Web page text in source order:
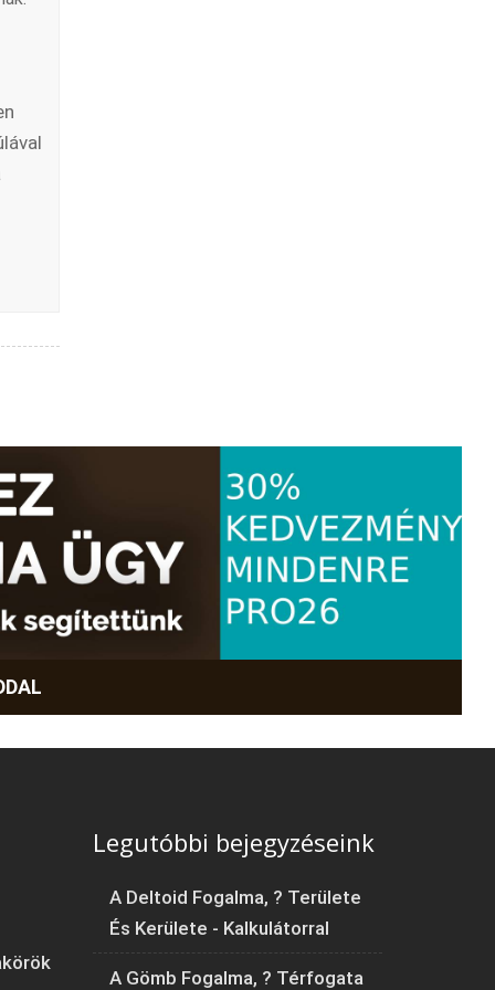
Legutóbbi bejegyzéseink
A Deltoid Fogalma, ? Területe
És Kerülete - Kalkulátorral
A Gömb Fogalma, ? Térfogata